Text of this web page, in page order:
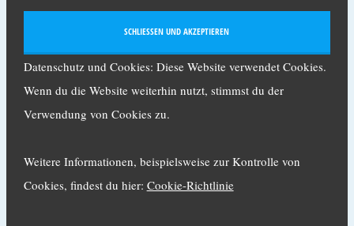
Datenschutz und Cookies: Diese Website verwendet Cookies.
Wenn du die Website weiterhin nutzt, stimmst du der
Verwendung von Cookies zu.
Weitere Informationen, beispielsweise zur Kontrolle von
Cookies, findest du hier: Cookie-Richtlinie